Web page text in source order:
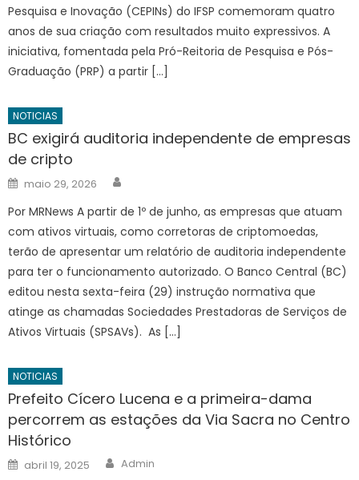
Pesquisa e Inovação (CEPINs) do IFSP comemoram quatro
anos de sua criação com resultados muito expressivos. A
iniciativa, fomentada pela Pró-Reitoria de Pesquisa e Pós-
Graduação (PRP) a partir […]
NOTICIAS
BC exigirá auditoria independente de empresas
de cripto
Posted
on
maio 29, 2026
Por MRNews A partir de 1º de junho, as empresas que atuam
com ativos virtuais, como corretoras de criptomoedas,
terão de apresentar um relatório de auditoria independente
para ter o funcionamento autorizado. O Banco Central (BC)
editou nesta sexta-feira (29) instrução normativa que
atinge as chamadas Sociedades Prestadoras de Serviços de
Ativos Virtuais (SPSAVs). As […]
NOTICIAS
Prefeito Cícero Lucena e a primeira-dama
percorrem as estações da Via Sacra no Centro
Histórico
Posted
on
abril 19, 2025 Author
Admin